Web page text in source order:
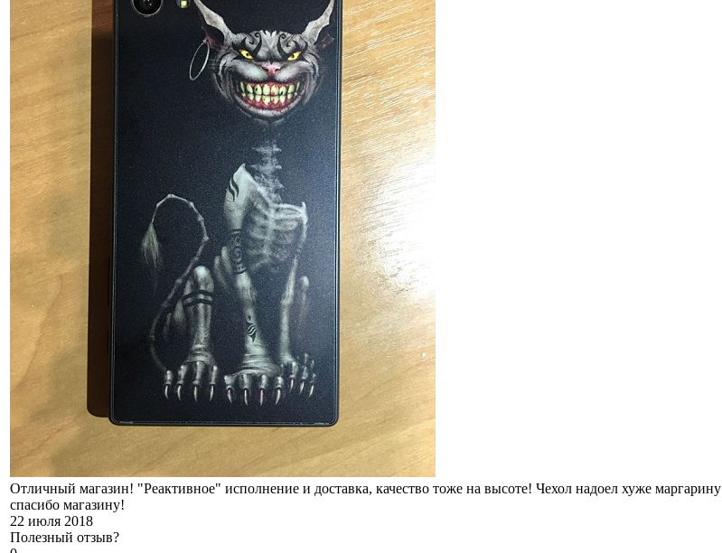
Отличный магазин! "Реактивное" исполнение и доставка, качество тоже на высоте! Чехол надоел хуже
спасибо магазину!
22 июля 2018
Полезный отзыв?